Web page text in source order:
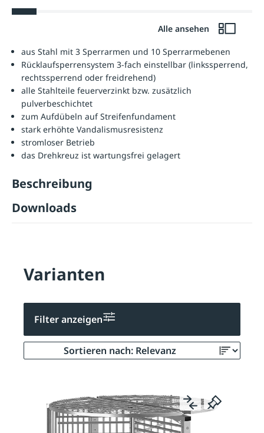
Alle ansehen
aus Stahl mit 3 Sperrarmen und 10 Sperrarmebenen
Rücklaufsperrensystem 3-fach einstellbar (linkssperrend,
rechtssperrend oder freidrehend)
alle Stahlteile feuerverzinkt bzw. zusätzlich
pulverbeschichtet
zum Aufdübeln auf Streifenfundament
stark erhöhte Vandalismusresistenz
stromloser Betrieb
das Drehkreuz ist wartungsfrei gelagert
Beschreibung
Downloads
Varianten
Filter anzeigen